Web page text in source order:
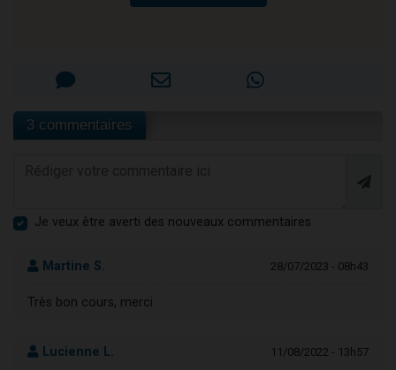
3 commentaires
Je veux être averti des nouveaux commentaires
Martine S. 28/07/2023 - 08h43
Très bon cours, merci
Lucienne L. 11/08/2022 - 13h57